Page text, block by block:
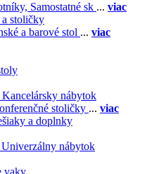
Samostatné sk ... viac
stoličky
a barové stol ... viac
Kancelársky nábytok
stoličky ... viac
a doplnky
Univerzálny nábytok
vaky